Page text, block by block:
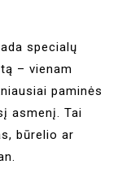
specialų
– vienam
paminės
asmenį. Tai
būrelio ar